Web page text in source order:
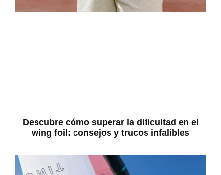
Descubre cómo superar la dificultad en el
wing foil: consejos y trucos infalibles